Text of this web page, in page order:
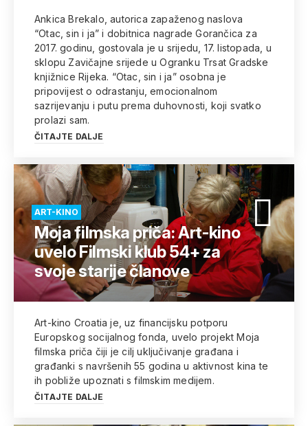
Ankica Brekalo, autorica zapaženog naslova
“Otac, sin i ja” i dobitnica nagrade Gorančica za
2017. godinu, gostovala je u srijedu, 17. listopada, u
sklopu Zavičajne srijede u Ogranku Trsat Gradske
knjižnice Rijeka. “Otac, sin i ja” osobna je
pripovijest o odrastanju, emocionalnom
sazrijevanju i putu prema duhovnosti, koji svatko
prolazi sam.
ČITAJTE DALJE
ART-KINO
Moja filmska priča: Art-kino
uvelo Filmski klub 54+ za
svoje starije članove
Art-kino Croatia je, uz financijsku potporu
Europskog socijalnog fonda, uvelo projekt Moja
filmska priča čiji je cilj uključivanje građana i
građanki s navršenih 55 godina u aktivnost kina te
ih pobliže upoznati s filmskim medijem.
ČITAJTE DALJE